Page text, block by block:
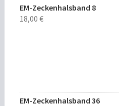
EM-Zeckenhalsband 8
18,00€
EM-Zeckenhalsband 36